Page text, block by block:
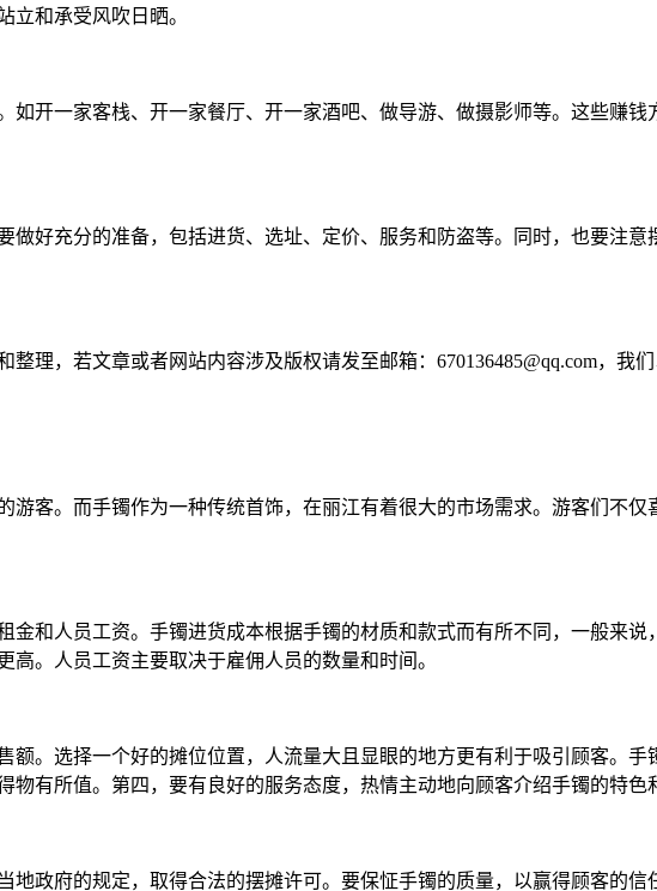
立和承受风吹日晒。
如开一家客栈、开一家餐厅、开一家酒吧、做导游、做摄影师等。这些赚
做好充分的准备，包括进货、选址、定价、服务和防盗等。同时，也要注
理，若文章或者网站内容涉及版权请发至邮箱：670136485@qq.com，我
游客。而手镯作为一种传统首饰，在丽江有着很大的市场需求。游客们不
金和人员工资。手镯进货成本根据手镯的材质和款式而有所不同，一般来
。人员工资主要取决于雇佣人员的数量和时间。
额。选择一个好的摊位位置，人流量大且显眼的地方更有利于吸引顾客。
物有所值。第四，要有良好的服务态度，热情主动地向顾客介绍手镯的特色
地政府的规定，取得合法的摆摊许可。要保怔手镯的质量，以赢得顾客的